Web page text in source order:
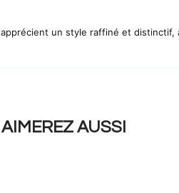
apprécient un style raffiné et
AUSSI